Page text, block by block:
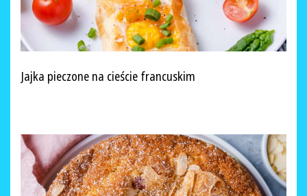
Jajka pieczone na cieście francuskim